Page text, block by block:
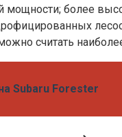
более
считать
Subaru Forester